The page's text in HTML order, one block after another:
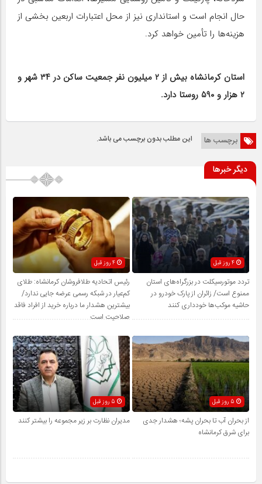
حال انجام است و استانداری نیز از محل اعتبارات اربعین بخشی از
هزینه‌ها را تأمین خواهد کرد.
استان کرمانشاه بیش از ۲ میلیون نفر جمعیت ساکن در ۳۴ شهر و
۲ هزار و ۵۹۰ روستا دارد.
برچسب ها این مطلب بدون برچسب می باشد.
دیگر خبرها
4 روز قبل
تردد موتورسیکلت در بزرگراه‌های استان
ممنوع است/ زائران از پارک خودرو در
حاشیه موکب‌ها خودداری کنند
رئیس اتحادیه طلافروشان کرمانشاه: طلای
کم‌عیار در شبکه رسمی عرضه جایی ندارد/
بیشترین هشدار ما درباره خرید از افراد فاقد
صلاحیت است
از بحران آب تا بحران پشه؛ هشدار جدی
برای شرق کرمانشاه
مدیران نظارت بر زیر مجموعه را بیشتر کنند